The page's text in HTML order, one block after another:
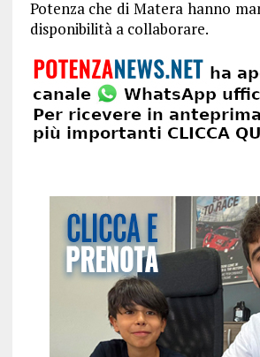
Potenza che di Matera hanno
disponibilità a collaborare.